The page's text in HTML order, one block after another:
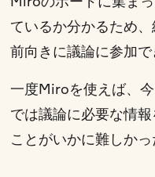
ているか分かるため
前向きに議論に参加で
一度Miroを使えば、
では議論に必要な情
ことがいかに難しか